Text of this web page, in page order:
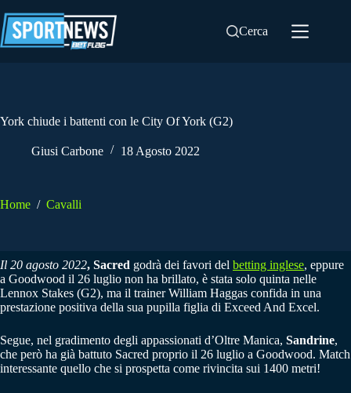
al
contenuto
Cerca
York chiude i battenti con le City Of York (G2)
Giusi Carbone 18 Agosto 2022
Home / Cavalli
Il 20 agosto 2022, Sacred godrà dei favori del betting inglese, eppure
a Goodwood il 26 luglio non ha brillato, è stata solo quinta nelle
Lennox Stakes (G2), ma il trainer William Haggas confida in una
prestazione positiva della sua pupilla figlia di Exceed And Excel.
Segue, nel gradimento degli appassionati d’Oltre Manica, Sandrine,
che però ha già battuto Sacred proprio il 26 luglio a Goodwood. Match
interessante quello che si prospetta come rivincita sui 1400 metri!